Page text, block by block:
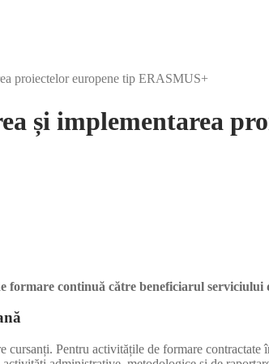
proiectelor europene tip ERASMUS+
și implementarea
continuă către beneficiarul serviciului
cursanți. Pentru activitățile de formare